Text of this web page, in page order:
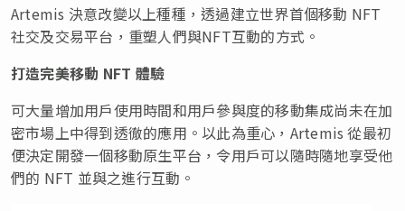
Artemis 決意改變以上種種，透過建立世界首個移動 NFT
社交及交易平台，重塑人們與NFT互動的方式。
打造完美移動 NFT 體驗
可大量增加用戶使用時間和用戶參與度的移動集成尚未在加
密市場上中得到透徹的應用。以此為重心，Artemis 從最初
便決定開發一個移動原生平台，令用戶可以隨時隨地享受他
們的 NFT 並與之進行互動。